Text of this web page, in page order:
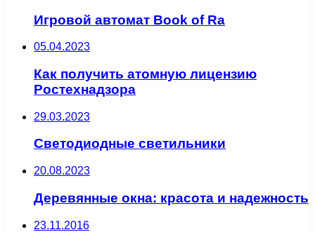
Игровой автомат Book of Ra
05.04.2023
Как получить атомную лицензию
Ростехнадзора
29.03.2023
Светодиодные светильники
20.08.2023
Деревянные окна: красота и надежность
23.11.2016